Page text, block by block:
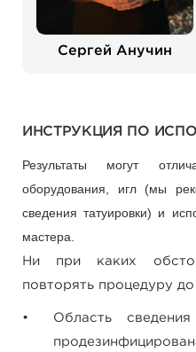
Сергей Анучин
ИНСТРУКЦИЯ ПО
Результаты могут
оборудования, игл (мы
сведения татуировки) и
мастера.
Ни при каких
повторять процедуру
Область